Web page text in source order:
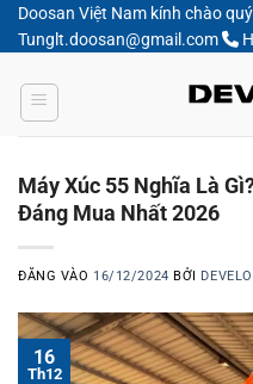
Bỏ
qua
dung
Doosan Việt Nam kính chào
Tunglt.doosan@gmail.com
Máy Xúc 55 Nghĩa Là
Đáng Mua Nhất 2026
ĐĂNG VÀO 16/12/2024 BỞI
16
Th12